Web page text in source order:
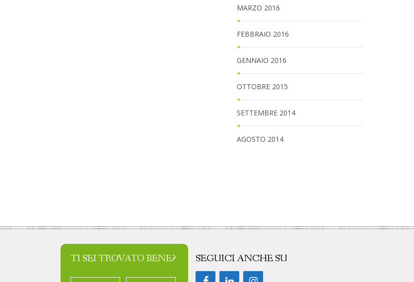
MARZO 2016
FEBBRAIO 2016
GENNAIO 2016
OTTOBRE 2015
SETTEMBRE 2014
AGOSTO 2014
TI SEI TROVATO BENE? SEGUICI ANCHE SU